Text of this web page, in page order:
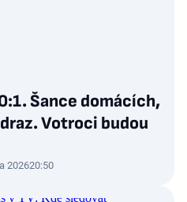
Šance domácích,
Votroci budou
202620:50